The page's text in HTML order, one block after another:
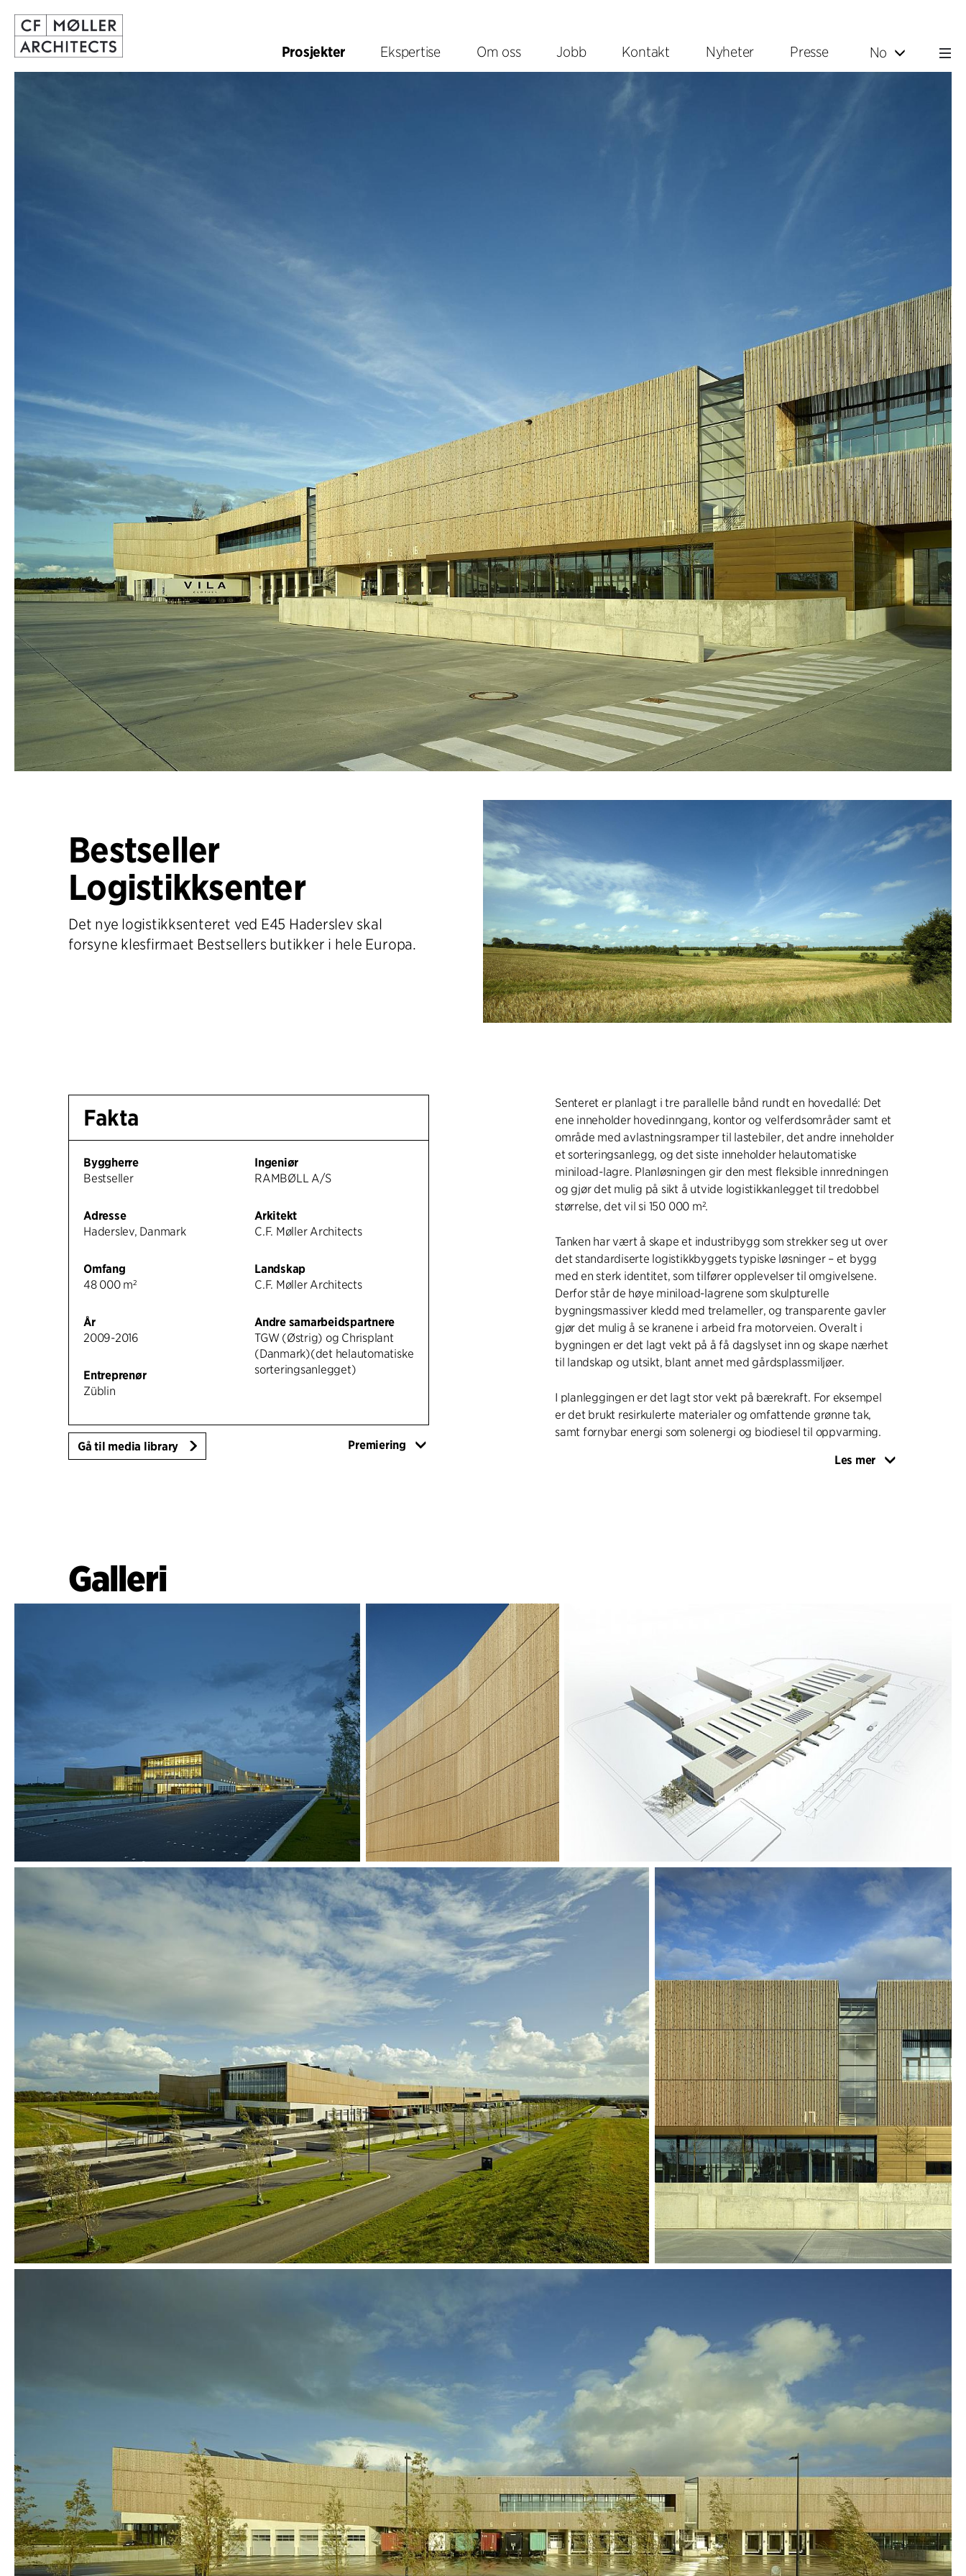
Prosjekter Ekspertise Om oss Jobb Kontakt Nyheter Presse No
Bestseller
Logistikksenter
Det nye logistikksenteret ved E45 Haderslev skal
forsyne klesfirmaet Bestsellers butikker i hele Europa.
Fakta
Byggherre
Bestseller
Adresse
Haderslev, Danmark
Omfang
48 000 m²
År
2009-2016
Entreprenør
Züblin
Ingeniør
RAMBØLL A/S
Arkitekt
C.F. Møller Architects
Landskap
C.F. Møller Architects
Andre samarbeidspartnere
TGW (Østrig) og Chrisplant
(Danmark)(det helautomatiske
sorteringsanlegget)
Gå til media library Premiering
Senteret er planlagt i tre parallelle bånd rundt en hovedallé: Det
ene inneholder hovedinngang, kontor og velferdsområder samt et
område med avlastningsramper til lastebiler, det andre inneholder
et sorteringsanlegg, og det siste inneholder helautomatiske
miniload-lagre. Planløsningen gir den mest fleksible innredningen
og gjør det mulig på sikt å utvide logistikkanlegget til tredobbel
størrelse, det vil si 150 000 m².
Tanken har vært å skape et industribygg som strekker seg ut over
det standardiserte logistikkbyggets typiske løsninger – et bygg
med en sterk identitet, som tilfører opplevelser til omgivelsene.
Derfor står de høye miniload-lagrene som skulpturelle
bygningsmassiver kledd med trelameller, og transparente gavler
gjør det mulig å se kranene i arbeid fra motorveien. Overalt i
bygningen er det lagt vekt på å få dagslyset inn og skape nærhet
til landskap og utsikt, blant annet med gårdsplassmiljøer.
I planleggingen er det lagt stor vekt på bærekraft. For eksempel
er det brukt resirkulerte materialer og omfattende grønne tak,
samt fornybar energi som solenergi og biodiesel til oppvarming.
Tomten rundt senteret, som totalt er på ca. 500 000 m², er
Les mer
Galleri